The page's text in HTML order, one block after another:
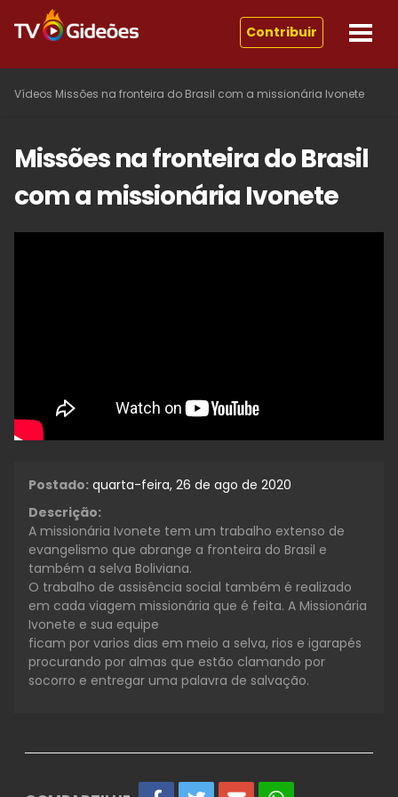
Contribuir
Vídeos Missões na fronteira do Brasil com a missionária Ivonete
Missões na fronteira do Brasil
com a missionária Ivonete
Postado: quarta-feira, 26 de ago de 2020
Descrição:
A missionária Ivonete tem um trabalho extenso de
evangelismo que abrange a fronteira do Brasil e
também a selva Boliviana.
O trabalho de assisência social também é realizado
em cada viagem missionária que é feita. A Missionária
Ivonete e sua equipe
ficam por varios dias em meio a selva, rios e igarapés
procurando por almas que estão clamando por
socorro e entregar uma palavra de salvação.